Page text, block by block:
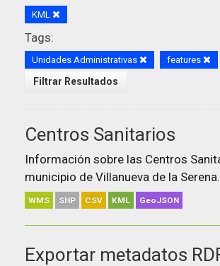
KML
Tags:
Unidades Administrativas features
Filtrar Resultados
Centros Sanitarios
Información sobre las Centros
municipio de Villanueva de la Serena.
WMS SHP CSV KML GeoJSON
Exportar metadatos